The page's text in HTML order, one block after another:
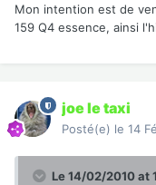
Mon intention est de
159 Q4 essence, ainsi
joe le taxi
Posté(e) le 14
Le 14/02/2010 at